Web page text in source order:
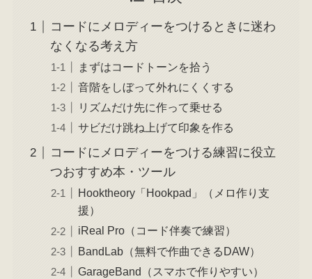
コードにメロディーをつけるときに迷わ
なくなる考え方
まずはコードトーンを拾う
音階をしぼって外れにくくする
リズムだけ先に作って乗せる
サビだけ跳ね上げて印象を作る
コードにメロディーをつける練習に役立
つおすすめ本・ツール
Hooktheory「Hookpad」（メロ作り支
援）
iReal Pro（コード伴奏で練習）
BandLab（無料で作曲できるDAW）
GarageBand（スマホで作りやすい）